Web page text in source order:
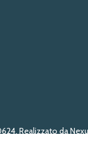
Realizzato da